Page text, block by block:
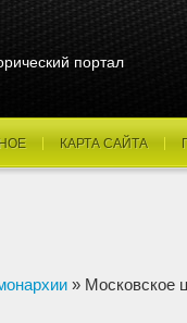
портал
КАРТА САЙТА
» Московское